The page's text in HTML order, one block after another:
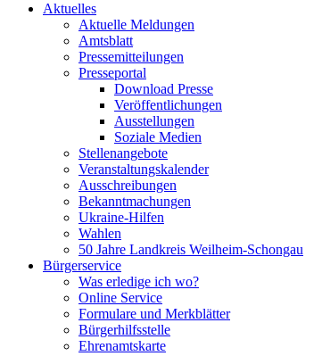
Aktuelles
Aktuelle Meldungen
Amtsblatt
Pressemitteilungen
Presseportal
Download Presse
Veröffentlichungen
Ausstellungen
Soziale Medien
Stellenangebote
Veranstaltungskalender
Ausschreibungen
Bekanntmachungen
Ukraine-Hilfen
Wahlen
50 Jahre Landkreis Weilheim-Schongau
Bürgerservice
Was erledige ich wo?
Online Service
Formulare und Merkblätter
Bürgerhilfsstelle
Ehrenamtskarte